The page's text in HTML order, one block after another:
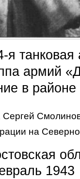
я танковая
армий
в районе
на
1943